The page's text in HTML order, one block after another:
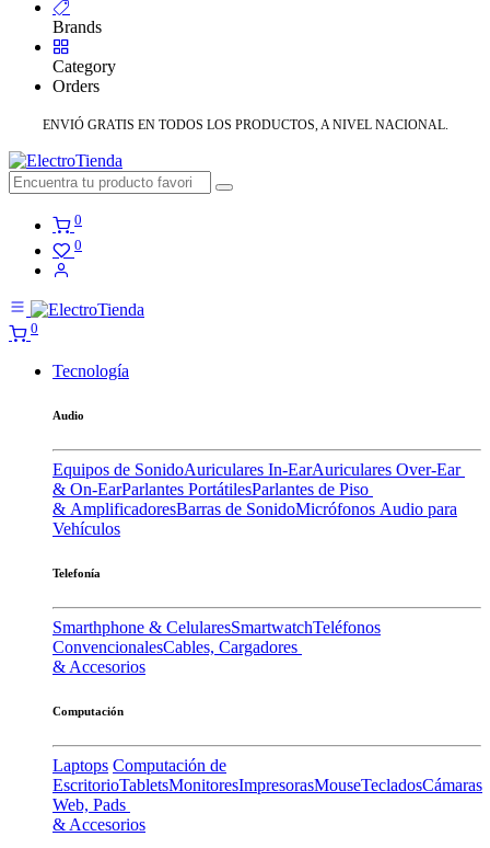
Brands
Category
Orders
ENVIÓ GRATIS EN TODOS LOS PRODUCTOS, A NIVEL NACIONAL.
0
0
0
Tecnología
Audio
Equipos de SonidoAuriculares In-EarAuriculares Over-Ear
& On-EarParlantes PortátilesParlantes de Piso
& AmplificadoresBarras de SonidoMicrófonos Audio para
Vehículos
Telefonía
Smarthphone & CelularesSmartwatchTeléfonos
ConvencionalesCables, Cargadores
& Accesorios
Computación
Laptops Computación de
EscritorioTabletsMonitoresImpresorasMouseTecladosCámaras
Web, Pads
& Accesorios